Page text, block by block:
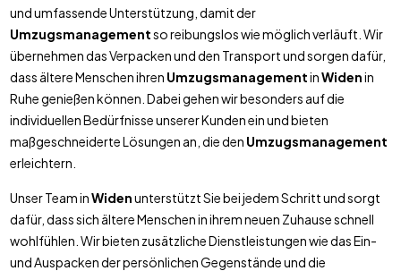
und umfassende Unterstützung, damit der
Umzugsmanagementso reibungslos wie möglich verläuft. Wir
übernehmen das Verpacken und den Transport und sorgen dafür,
dass ältere Menschen ihren UmzugsmanagementinWidenin
Ruhe genießen können. Dabei gehen wir besonders auf die
individuellen Bedürfnisse unserer Kunden ein und bieten
maßgeschneiderte Lösungen an, die den Umzugsmanagement
erleichtern.
Unser Team inWidenunterstützt Sie bei jedem Schritt und sorgt
dafür, dass sich ältere Menschen in ihrem neuen Zuhause schnell
wohlfühlen. Wir bieten zusätzliche Dienstleistungen wie das Ein-
und Auspacken der persönlichen Gegenstände und die